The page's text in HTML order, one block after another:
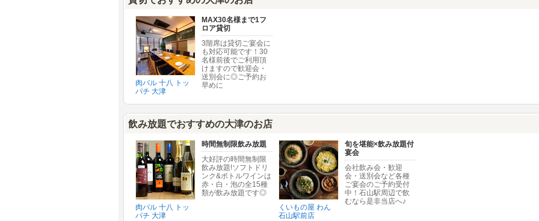
肉バル 十八 トッ
パチ 大津
MAX30名様まで1フ
ロア貸切
3階席は貸切ご宴会に
も対応可能です！30
名様前後でご利用頂
けますので歓迎会・
送別会に◎ご予約お
早めに
飲み放題でおすすめの大津のお店
肉バル 十八 トッ
パチ 大津
時間無制限飲み放題
大好評の時間無制限
飲み放題!ソフトドリ
ンク&ボトルワインは
赤・白・泡の全15種
類が飲み放題です◎
くいもの屋 わん
石山駅前店
旬を堪能×飲み放題付
宴会
会社飲み会・歓迎
会・送別会など各種
ご宴会のご予約受付
中！石山駅周辺で飲
むなら是非当店へ♪